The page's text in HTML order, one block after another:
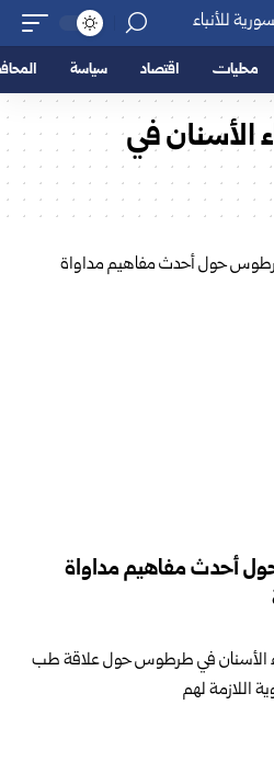
محليات اقتصاد سياسة
الأسنان في
أحدث مفاهيم مداواة